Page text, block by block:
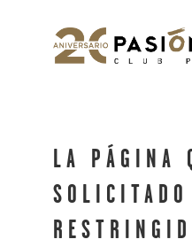
LA PÁGINA